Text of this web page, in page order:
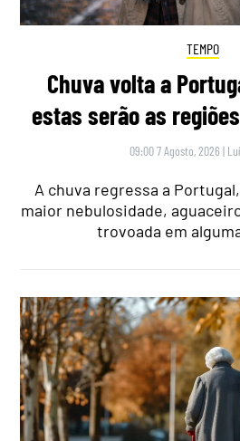
TEMPO
Chuva volta a
estas serão as
09:00 7 Agosto, 2026 |
A chuva regressa a
maior nebulosidade,
trovoada em